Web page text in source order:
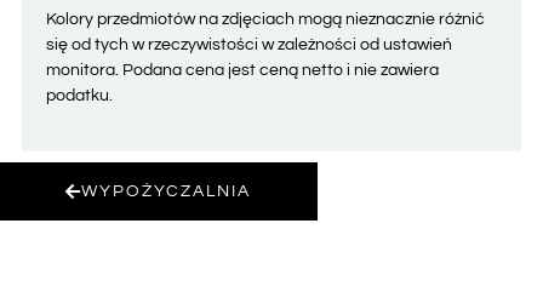
Kolory przedmiotów na zdjęciach mogą nieznacznie różnić
się od tych w rzeczywistości w zależności od ustawień
monitora. Podana cena jest ceną netto i nie zawiera
podatku.
WYPOŻYCZALNIA